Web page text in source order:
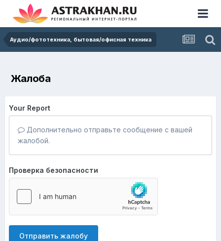
Аудио/фототехника, бытовая/офисная техника
Жалоба
Your Report
Дополнительно отправьте сообщение с вашей
жалобой.
Проверка безопасности
Отправить жалобу